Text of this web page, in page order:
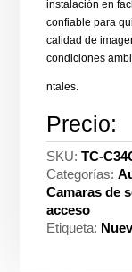
instalación en
confiable para
calidad de
condiciones
ntales.
Precio:
SKU:TC-
Categorías:
Camaras de
acceso
Etiqueta: